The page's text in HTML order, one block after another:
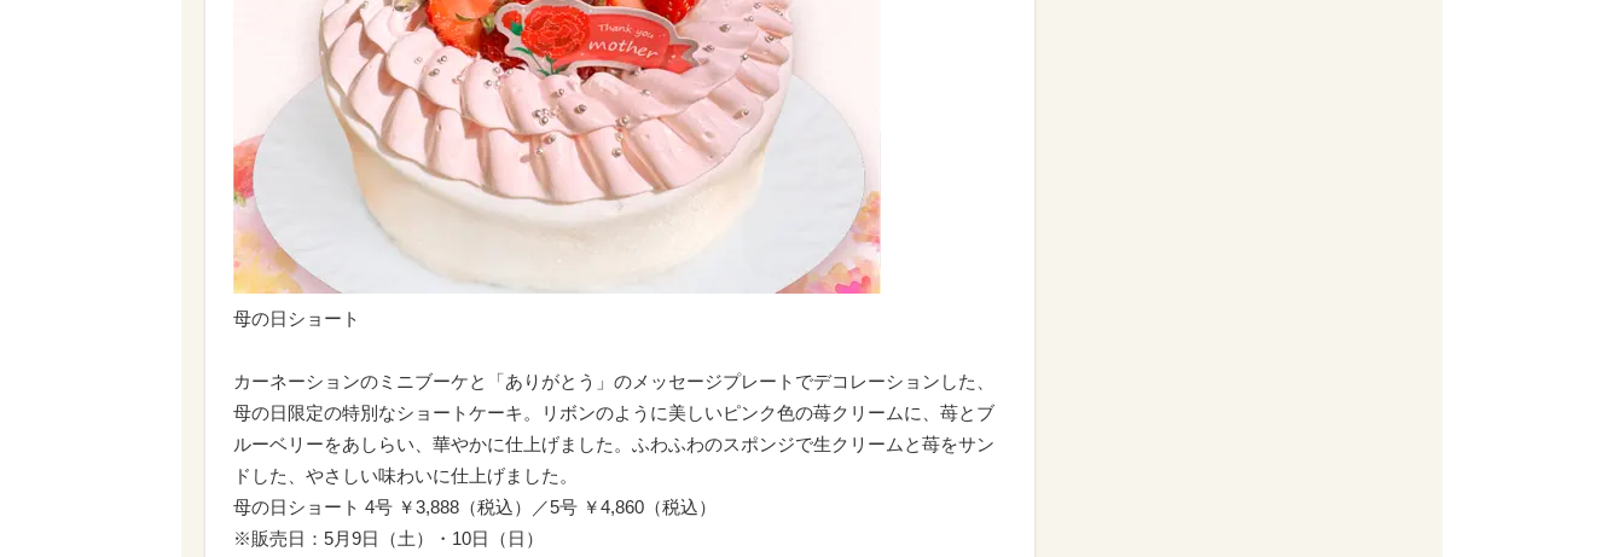
母の日ショート
カーネーションのミニブーケと「ありがとう」のメッセージプレートでデコレーションした、
母の日限定の特別なショートケーキ。リボンのように美しいピンク色の苺クリームに、苺とブ
ルーベリーをあしらい、華やかに仕上げました。ふわふわのスポンジで生クリームと苺をサン
ドした、やさしい味わいに仕上げました。
母の日ショート 4号 ￥3,888（税込）／5号 ￥4,860（税込）
※販売日：5月9日（土）・10日（日）